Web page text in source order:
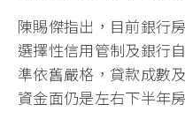
陳賜傑指出，目前銀行
選擇性信用管制及銀行
準依舊嚴格，貸款成數
資金面仍是左右下半年